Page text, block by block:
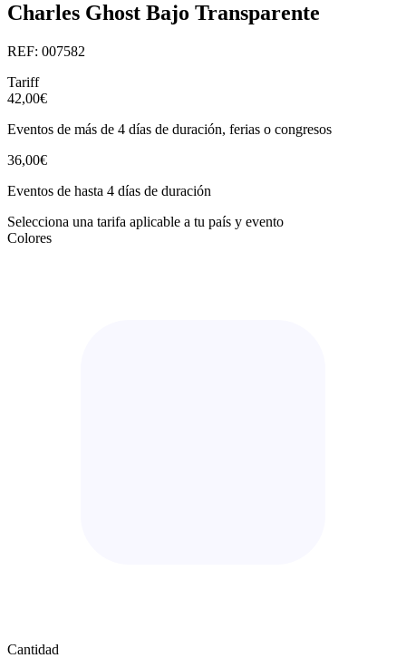
Charles Ghost Bajo Transparente
REF: 007582
Tariff
42,00€
Eventos de más de 4 días de duración, ferias o congresos
36,00€
Eventos de hasta 4 días de duración
Selecciona una tarifa aplicable a tu país y evento
Colores
Cantidad